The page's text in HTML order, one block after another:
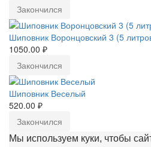
Закончился
Шиповник Воронцовский 3 (5
1050.00 ₽
Закончился
Шиповник Веселый
520.00 ₽
Закончился
Мы используем куки, чтобы